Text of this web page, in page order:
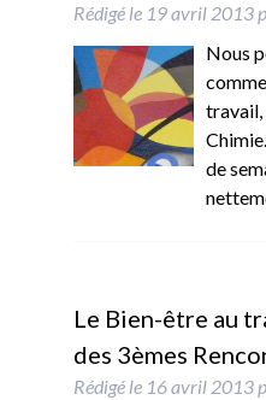
Rédigé le 19 avril 2013
Nous
travail,
de
Le Bien-être au
des 3èmes
Rédigé le 16 avril 2013